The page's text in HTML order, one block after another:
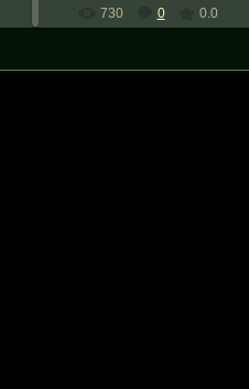
730 0 0.0